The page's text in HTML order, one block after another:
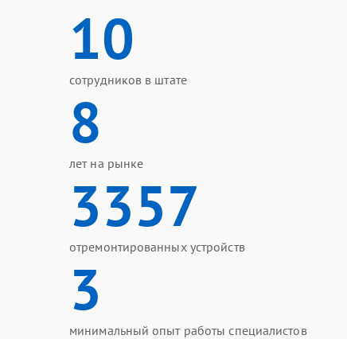
10
сотрудников в штате
8
лет на рынке
3357
отремонтированных устройств
3
минимальный опыт работы специалистов